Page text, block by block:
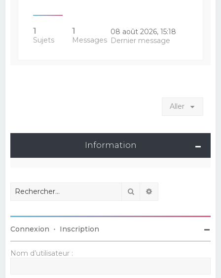
1
Sujets
1
Messages
08 août 2026, 15:18
Dernier message
Aller
Information
Rechercher
Connexion • Inscription
Nom d’utilisateur :